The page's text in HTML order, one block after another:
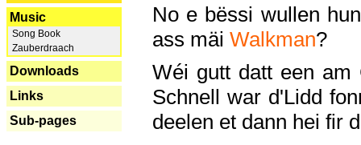
Music
Song Book
Zauberdraach
Downloads
Links
Sub-pages
No e bëssi wullen
ass mäi Walkman?
Wéi gutt datt een am
Schnell war d'Lidd
deelen et dann hei fir